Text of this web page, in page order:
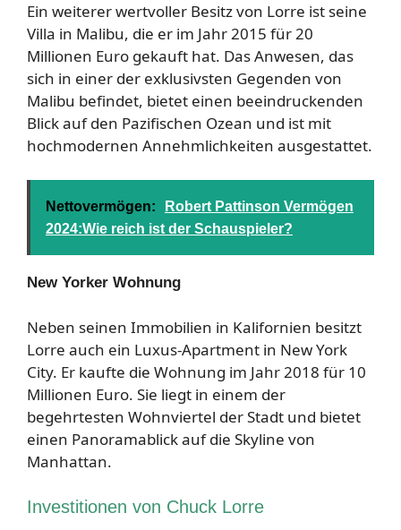
Ein weiterer wertvoller Besitz von Lorre ist seine
Villa in Malibu, die er im Jahr 2015 für 20
Millionen Euro gekauft hat. Das Anwesen, das
sich in einer der exklusivsten Gegenden von
Malibu befindet, bietet einen beeindruckenden
Blick auf den Pazifischen Ozean und ist mit
hochmodernen Annehmlichkeiten ausgestattet.
Nettovermögen:
Robert Pattinson Vermögen
2024:Wie reich ist der Schauspieler?
New Yorker Wohnung
Neben seinen Immobilien in Kalifornien besitzt
Lorre auch ein Luxus-Apartment in New York
City. Er kaufte die Wohnung im Jahr 2018 für 10
Millionen Euro. Sie liegt in einem der
begehrtesten Wohnviertel der Stadt und bietet
einen Panoramablick auf die Skyline von
Manhattan.
Investitionen von Chuck Lorre